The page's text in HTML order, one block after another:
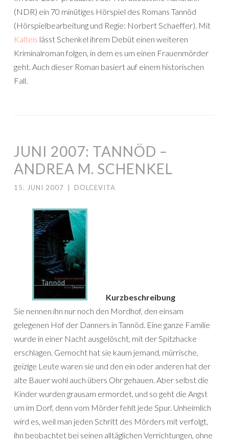
(NDR) ein 70 minütiges Hörspiel des Romans Tannöd
(Hörspielbearbeitung und Regie: Norbert Schaeffer). Mit
Kalteis lässt Schenkel ihrem Debüt einen weiteren
Kriminalroman folgen, in dem es um einen Frauenmörder
geht. Auch dieser Roman basiert auf einem historischen
Fall.
JUNI 2007: TANNÖD –
ANDREA M. SCHENKEL
15. JUNI 2007 DOLCEVITA
Kurzbeschreibung
Sie nennen ihn nur noch den Mordhof, den einsam
gelegenen Hof der Danners in Tannöd. Eine ganze Familie
wurde in einer Nacht ausgelöscht, mit der Spitzhacke
erschlagen. Gemocht hat sie kaum jemand, mürrische,
geizige Leute waren sie und den ein oder anderen hat der
alte Bauer wohl auch übers Ohr gehauen. Aber selbst die
Kinder wurden grausam ermordet, und so geht die Angst
um im Dorf, denn vom Mörder fehlt jede Spur. Unheimlich
wird es, weil man jeden Schritt des Mörders mit verfolgt,
ihn beobachtet bei seinen alltäglichen Verrichtungen, ohne